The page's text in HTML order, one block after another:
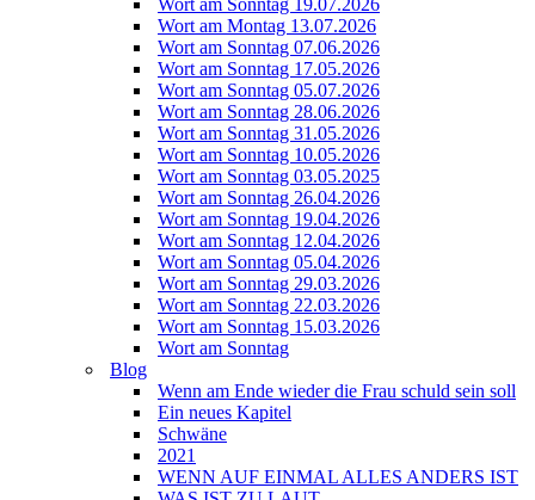
Wort am Sonntag 19.07.2026
Wort am Montag 13.07.2026
Wort am Sonntag 07.06.2026
Wort am Sonntag 17.05.2026
Wort am Sonntag 05.07.2026
Wort am Sonntag 28.06.2026
Wort am Sonntag 31.05.2026
Wort am Sonntag 10.05.2026
Wort am Sonntag 03.05.2025
Wort am Sonntag 26.04.2026
Wort am Sonntag 19.04.2026
Wort am Sonntag 12.04.2026
Wort am Sonntag 05.04.2026
Wort am Sonntag 29.03.2026
Wort am Sonntag 22.03.2026
Wort am Sonntag 15.03.2026
Wort am Sonntag
Blog
Wenn am Ende wieder die Frau schuld sein soll
Ein neues Kapitel
Schwäne
2021
WENN AUF EINMAL ALLES ANDERS IST